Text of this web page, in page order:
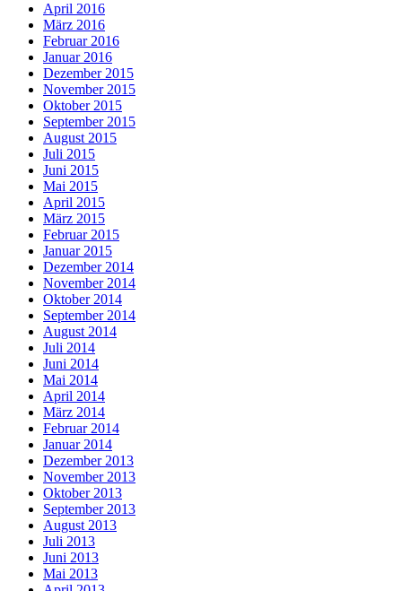
April 2016
März 2016
Februar 2016
Januar 2016
Dezember 2015
November 2015
Oktober 2015
September 2015
August 2015
Juli 2015
Juni 2015
Mai 2015
April 2015
März 2015
Februar 2015
Januar 2015
Dezember 2014
November 2014
Oktober 2014
September 2014
August 2014
Juli 2014
Juni 2014
Mai 2014
April 2014
März 2014
Februar 2014
Januar 2014
Dezember 2013
November 2013
Oktober 2013
September 2013
August 2013
Juli 2013
Juni 2013
Mai 2013